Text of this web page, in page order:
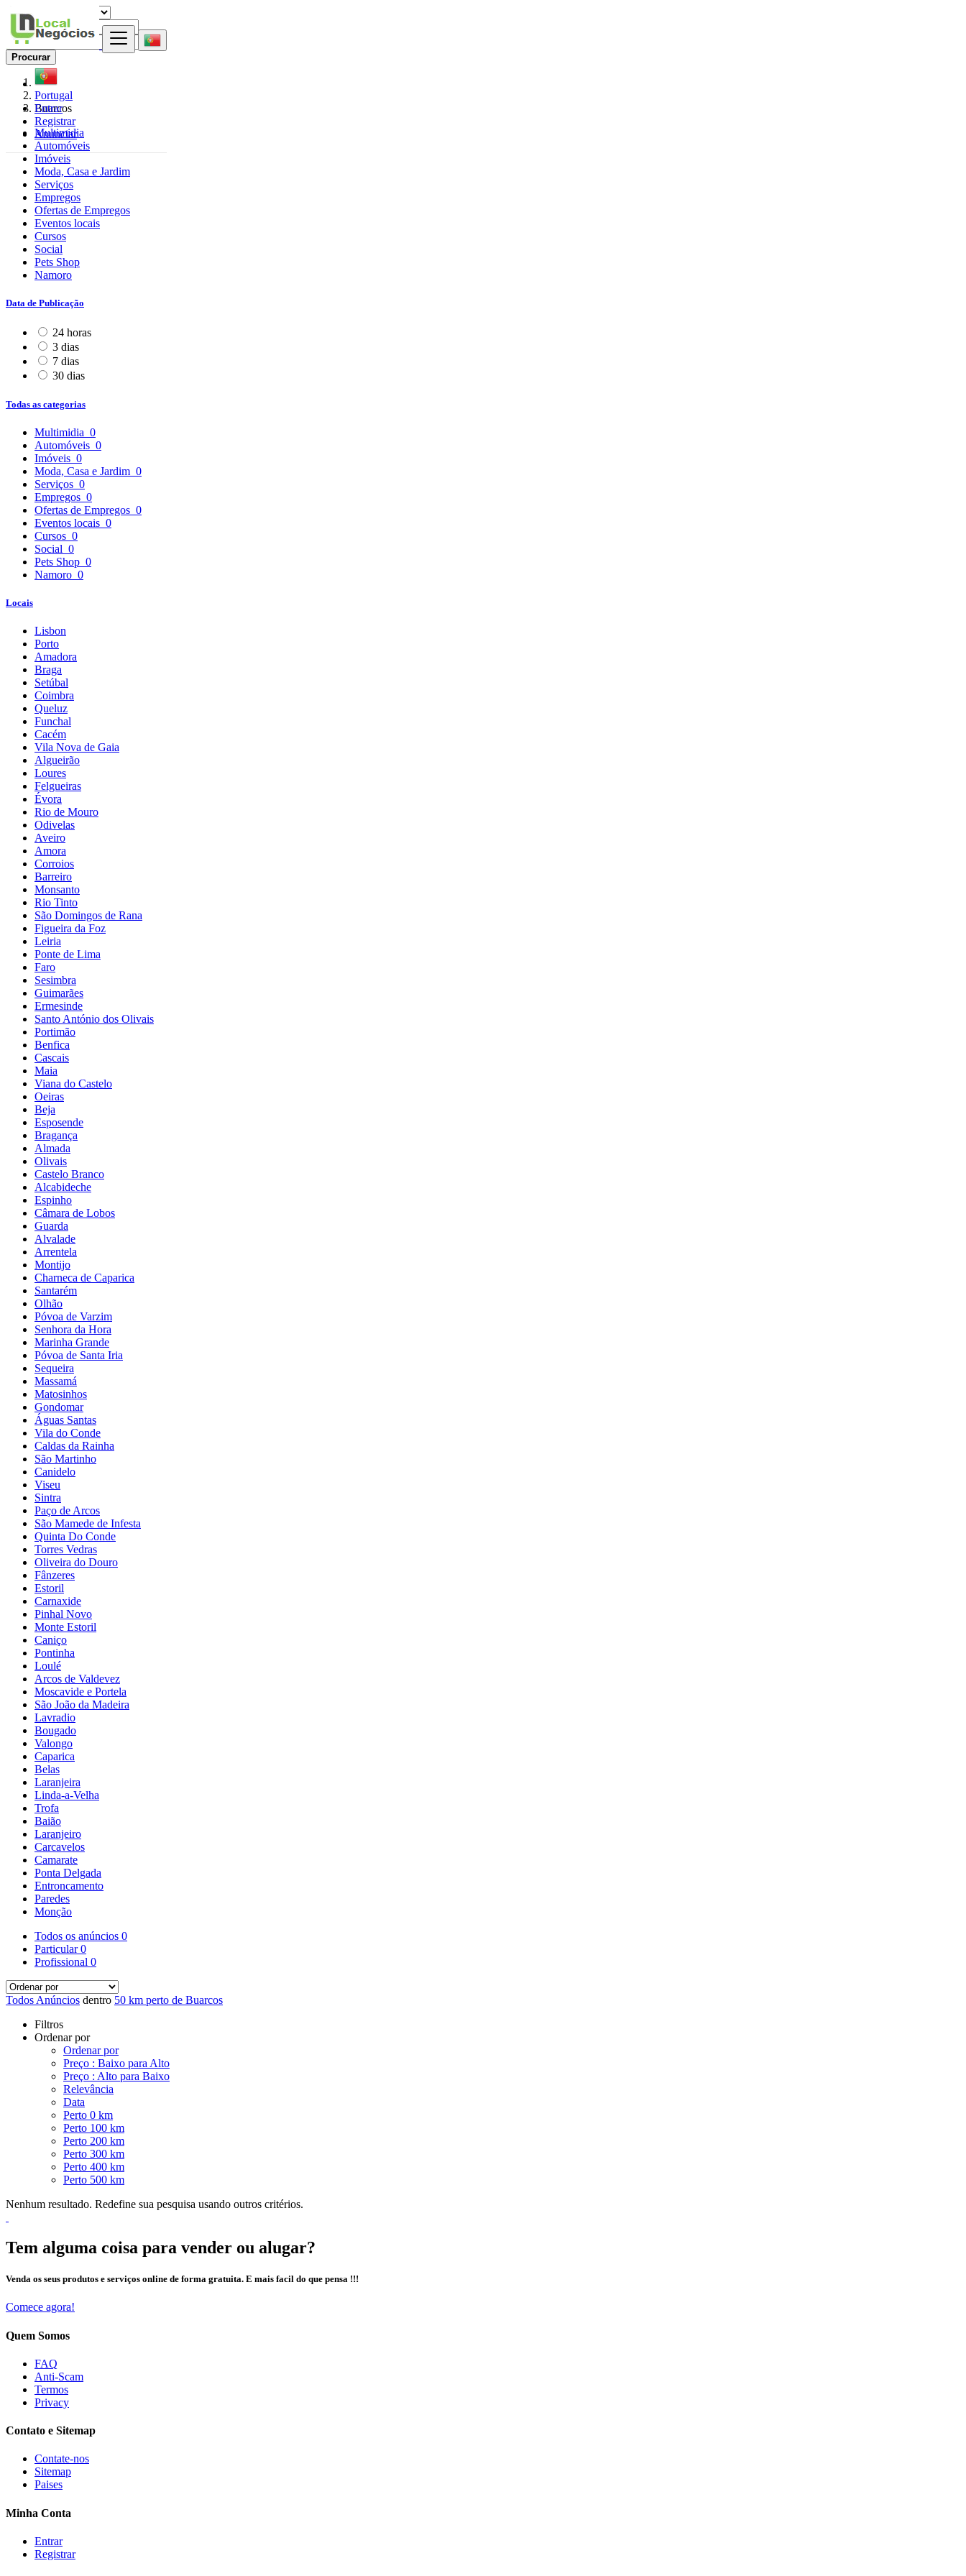
Entrar
Registrar
Anunciar
Procurar
Portugal
Buarcos
Multimidia
Automóveis
Imóveis
Moda, Casa e Jardim
Serviços
Empregos
Ofertas de Empregos
Eventos locais
Cursos
Social
Pets Shop
Namoro
Data de Publicação
24 horas
3 dias
7 dias
30 dias
Todas as categorias
Multimidia 0
Automóveis 0
Imóveis 0
Moda, Casa e Jardim 0
Serviços 0
Empregos 0
Ofertas de Empregos 0
Eventos locais 0
Cursos 0
Social 0
Pets Shop 0
Namoro 0
Locais
Lisbon
Porto
Amadora
Braga
Setúbal
Coimbra
Queluz
Funchal
Cacém
Vila Nova de Gaia
Algueirão
Loures
Felgueiras
Évora
Rio de Mouro
Odivelas
Aveiro
Amora
Corroios
Barreiro
Monsanto
Rio Tinto
São Domingos de Rana
Figueira da Foz
Leiria
Ponte de Lima
Faro
Sesimbra
Guimarães
Ermesinde
Santo António dos Olivais
Portimão
Benfica
Cascais
Maia
Viana do Castelo
Oeiras
Beja
Esposende
Bragança
Almada
Olivais
Castelo Branco
Alcabideche
Espinho
Câmara de Lobos
Guarda
Alvalade
Arrentela
Montijo
Charneca de Caparica
Santarém
Olhão
Póvoa de Varzim
Senhora da Hora
Marinha Grande
Póvoa de Santa Iria
Sequeira
Massamá
Matosinhos
Gondomar
Águas Santas
Vila do Conde
Caldas da Rainha
São Martinho
Canidelo
Viseu
Sintra
Paço de Arcos
São Mamede de Infesta
Quinta Do Conde
Torres Vedras
Oliveira do Douro
Fânzeres
Estoril
Carnaxide
Pinhal Novo
Monte Estoril
Caniço
Pontinha
Loulé
Arcos de Valdevez
Moscavide e Portela
São João da Madeira
Lavradio
Bougado
Valongo
Caparica
Belas
Laranjeira
Linda-a-Velha
Trofa
Baião
Laranjeiro
Carcavelos
Camarate
Ponta Delgada
Entroncamento
Paredes
Monção
Todos os anúncios 0
Particular0
Profissional 0
Todos Anúncios dentro 50 km perto de Buarcos
Filtros
Ordenar por
Ordenar por
Preço : Baixo para Alto
Preço : Alto para Baixo
Relevância
Data
Perto 0 km
Perto 100 km
Perto 200 km
Perto 300 km
Perto 400 km
Perto 500 km
Nenhum resultado. Redefine sua pesquisa usando outros critérios.
Tem alguma coisa para vender ou alugar?
Venda os seus produtos e serviços online de forma gratuita. E mais facil do que pensa !!!
Comece agora!
Quem Somos
FAQ
Anti-Scam
Termos
Privacy
Contato e Sitemap
Contate-nos
Sitemap
Paises
Minha Conta
Entrar
Registrar